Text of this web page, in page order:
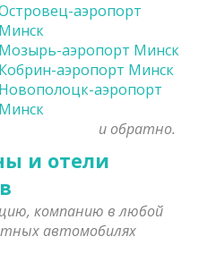
аэропорт
Минск
Мозырь-аэропорт Минск
Кобрин-аэропорт Минск
Новополоцк-аэропорт
Минск
и обратно.
и отели
компанию в любой
автомобилях